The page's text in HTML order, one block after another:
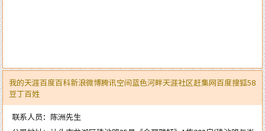
我的天涯百度百科新浪微博腾讯空间蓝色河畔天涯社区赶集网百度搜狐58
豆丁百姓
联系人员：陈洲先生